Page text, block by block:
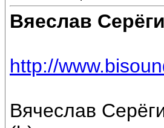
Вяеслав
http://
Вячеслав